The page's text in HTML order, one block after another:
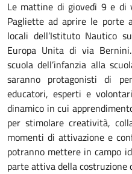
Le mattine di giovedì 9 e di
Pagliette ad aprire le porte
locali dell’Istituto Nautico
Europa Unita di via
scuola dell’infanzia alla
saranno protagonisti di
educatori, esperti e
dinamico in cui
per stimolare creatività,
momenti di attivazione e
potranno mettere in campo
parte attiva della costruzione